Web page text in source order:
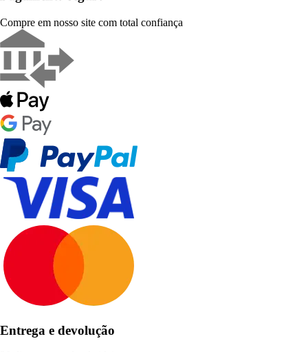
Compre em nosso site com total confiança
Entrega e devolução